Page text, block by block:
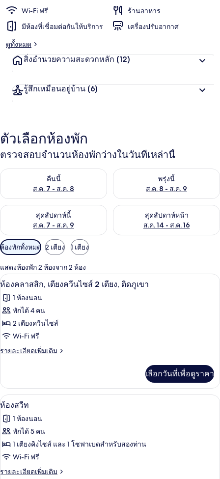
Wi-Fi ฟรี
ร้านอาหาร
มีห้องที่เชื่อมต่อกันให้บริการ
เครื่องปรับอากาศ
ดูทั้งหมด
สิ่งอำนวยความสะดวกหลัก (12)
รู้สึกเหมือนอยู่บ้าน (6)
ตัวเลือกห้องพัก
ตรวจสอบจำนวนห้องพักว่างในวันที่เหล่านี้
คืนนี้
ส.ค. 7 - ส.ค. 8
ตรวจสอบจำนวนห้องพักว่างในคืนนี้ ส.ค. 7 - ส.ค. 8พรุ่งนี้
ส.ค. 8 - ส.ค. 9
ตรวจสอบจำนวนห้องพักว่างใน
สุดสัปดาห์นี้
ส.ค. 7 - ส.ค. 9
ตรวจสอบจำนวนห้องพักว่างในสุดสัปดาห์นี้ ส.ค. 7 - ส.ค. 9
สุดสัปดาห์หน้า
ส.ค. 14 - ส.ค. 16
ตรวจสอบจำนวนห้องพักว่างใน
ตัว
กรอง
ที่
มี
ให้
สำหรับ
ห้อง
พัก
ห้องพักทั้งหมด 2 เตียง 1 เตียง
แสดงห้องพัก 2 ห้องจาก 2 ห้อง
เปิด
ภาพถ่าย
ทั้งหมด
ของ
ห้อง
คลาส
เตียง
ควีน
ไซส์
2
เตียง,
ติด
ภูเขา
ห้องคลาสสิก, เตียงควีนไซส์ 2 เตียง,
6
ห้องคลาสสิก, เตียงควีนไซส์ 2 เตียง, ติดภูเขา
1 ห้องนอน
พักได้ 4 คน
2 เตียงควีนไซส์
Wi-Fi ฟรี
รายละเอียดเพิ่มเติม
ราย
เกี่ยว
กับ
ห้อง
สิก,
เตียง
ไซส์
2
ติด
เลือกวันที่เพื่อดูราคา
เปิด
ภาพถ่าย
ทั้งหมด
ของ
ห้อง
สวีท
ห้องสวีท | โต๊ะทำงาน, เตารีด/โต๊ะรีดผ้
6
ห้องสวีท
1 ห้องนอน
พักได้ 5 คน
1 เตียงคิงไซส์ และ 1 โซฟาเบดสำหรับสองท่าน
Wi-Fi ฟรี
รายละเอียดเพิ่มเติม
ราย